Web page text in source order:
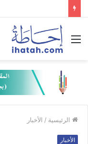
القائمة
الرئيسية / الأخبار
الأخبار